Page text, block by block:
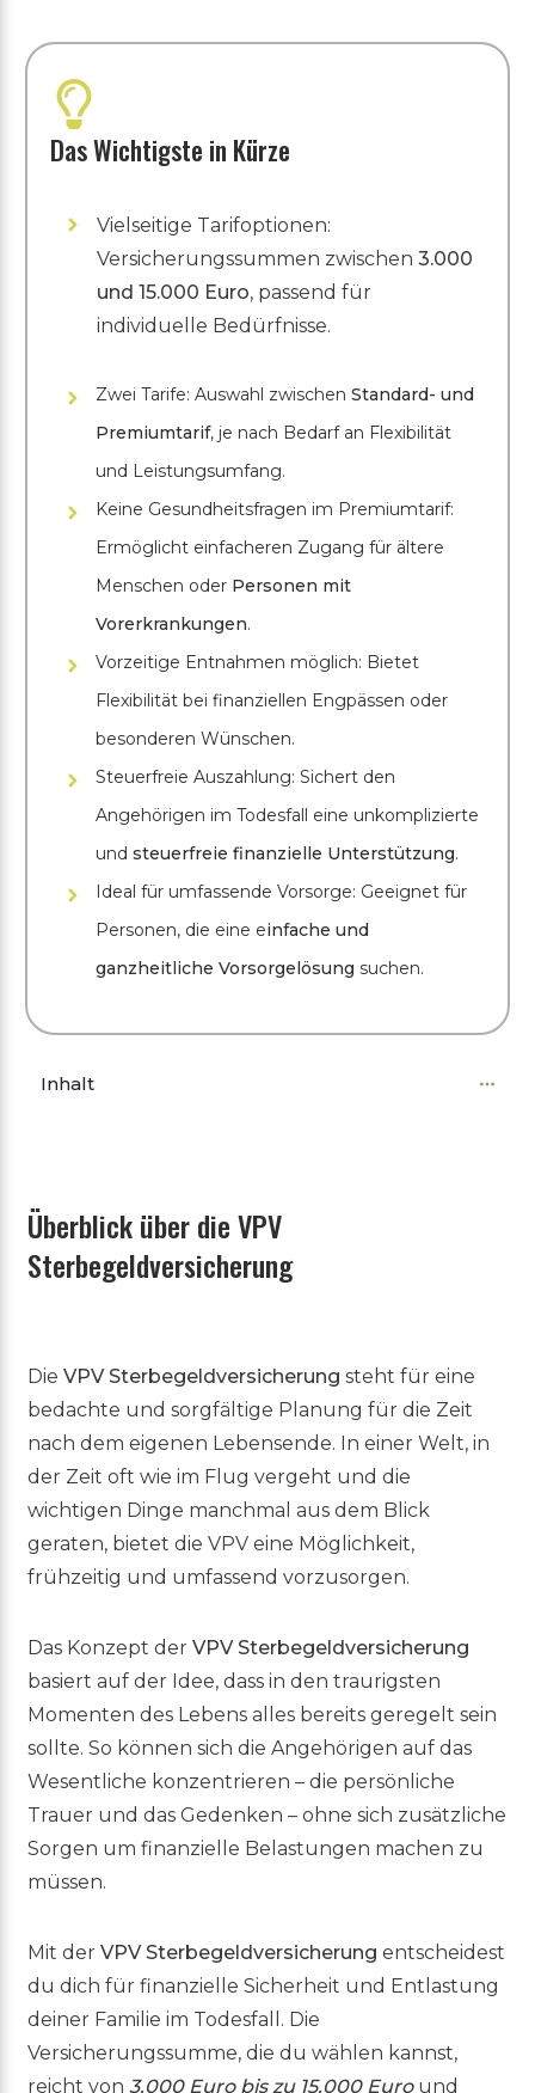
Das Wichtigste in Kürze
Vielseitige Tarifoptionen:
Versicherungssummen zwischen 3.000
und 15.000 Euro, passend für
individuelle Bedürfnisse.
Zwei Tarife: Auswahl zwischen Standard- und
Premiumtarif, je nach Bedarf an Flexibilität
und Leistungsumfang.
Keine Gesundheitsfragen im Premiumtarif:
Ermöglicht einfacheren Zugang für ältere
Menschen oder Personen mit
Vorerkrankungen.
Vorzeitige Entnahmen möglich: Bietet
Flexibilität bei finanziellen Engpässen oder
besonderen Wünschen.
Steuerfreie Auszahlung: Sichert den
Angehörigen im Todesfall eine unkomplizierte
und steuerfreie finanzielle Unterstützung.
Ideal für umfassende Vorsorge: Geeignet für
Personen, die eine einfache und
ganzheitliche Vorsorgelösung suchen.
Inhalt
Überblick über die VPV
Sterbegeldversicherung
Die VPV Sterbegeldversicherung steht für eine
bedachte und sorgfältige Planung für die Zeit
nach dem eigenen Lebensende. In einer Welt, in
der Zeit oft wie im Flug vergeht und die
wichtigen Dinge manchmal aus dem Blick
geraten, bietet die VPV eine Möglichkeit,
frühzeitig und umfassend vorzusorgen.
Das Konzept der VPV Sterbegeldversicherung
basiert auf der Idee, dass in den traurigsten
Momenten des Lebens alles bereits geregelt sein
sollte. So können sich die Angehörigen auf das
Wesentliche konzentrieren – die persönliche
Trauer und das Gedenken – ohne sich zusätzliche
Sorgen um finanzielle Belastungen machen zu
müssen.
Mit der VPV Sterbegeldversicherung entscheidest
du dich für finanzielle Sicherheit und Entlastung
deiner Familie im Todesfall. Die
Versicherungssumme, die du wählen kannst,
reicht von 3.000 Euro bis zu 15.000 Euround